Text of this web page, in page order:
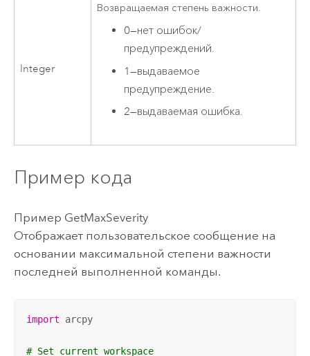
Integer
Возвращаемая степень важности.
0—нет ошибок/
предупреждений.
1—выдаваемое
предупреждение.
2—выдаваемая ошибка.
Пример кода
Пример GetMaxSeverity
Отображает пользовательское сообщение на
основании максимальной степени важности
последней выполненной команды.
import arcpy
# Set current workspace